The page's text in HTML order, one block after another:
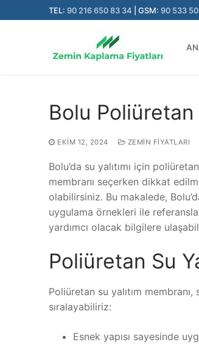
atla
TEL: 90 216 650 83 34 | GSM: 90 533
Bolu Poliüretan
EKIM 12, 2024 ZEMIN FIYATLARI
Bolu’da su yalıtımı için
membranı seçerken dikkat
olabilirsiniz. Bu makalede,
uygulama örnekleri ile
yardımcı olacak bilgilere
Poliüretan Su
Poliüretan su yalıtım
sıralayabiliriz:
Esnek yapısı sayesinde